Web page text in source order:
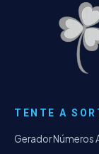
TENTE A
Gerador Números